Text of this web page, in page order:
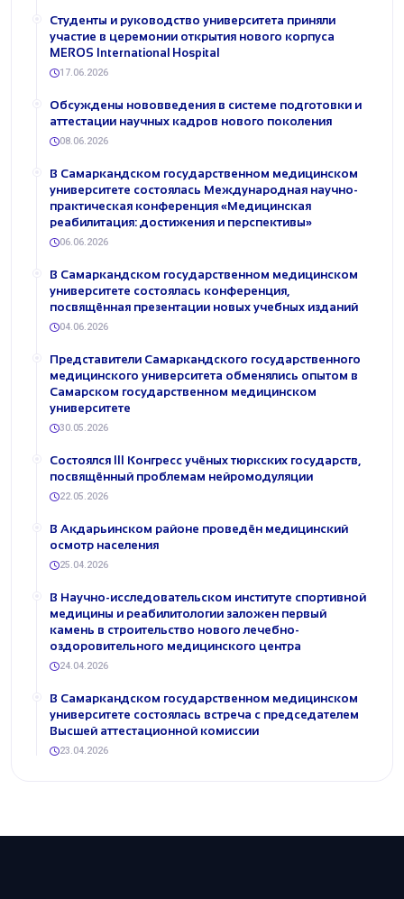
Студенты и руководство университета приняли
участие в церемонии открытия нового корпуса
MEROS International Hospital
17.06.2026
Обсуждены нововведения в системе подготовки и
аттестации научных кадров нового поколения
08.06.2026
В Самаркандском государственном медицинском
университете состоялась Международная научно-
практическая конференция «Медицинская
реабилитация: достижения и перспективы»
06.06.2026
В Самаркандском государственном медицинском
университете состоялась конференция,
посвящённая презентации новых учебных изданий
04.06.2026
Представители Самаркандского государственного
медицинского университета обменялись опытом в
Самарском государственном медицинском
университете
30.05.2026
Состоялся III Конгресс учёных тюркских государств,
посвящённый проблемам нейромодуляции
22.05.2026
В Акдарьинском районе проведён медицинский
осмотр населения
25.04.2026
В Научно-исследовательском институте спортивной
медицины и реабилитологии заложен первый
камень в строительство нового лечебно-
оздоровительного медицинского центра
24.04.2026
В Самаркандском государственном медицинском
университете состоялась встреча с председателем
Высшей аттестационной комиссии
23.04.2026